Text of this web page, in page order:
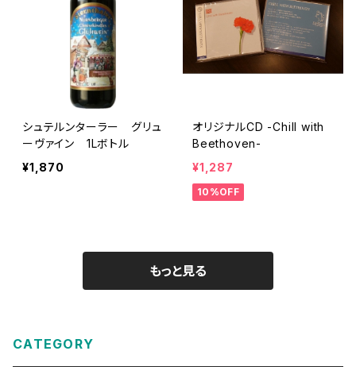
シュテルンターラー グリュ
ーヴァイン 1Lボトル
¥1,870
オリジナルCD -Chill with
Beethoven-
¥1,287
10%OFF
もっと見る
CATEGORY